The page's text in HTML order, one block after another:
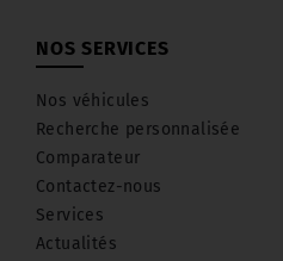
NOS SERVICES
Nos véhicules
Recherche personnalisée
Comparateur
Contactez-nous
Services
Actualités